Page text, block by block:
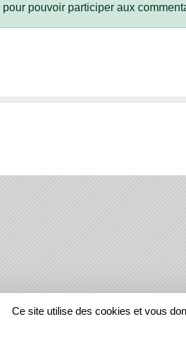
pour pouvoir participer aux
Ce site utilise des cookies et vous